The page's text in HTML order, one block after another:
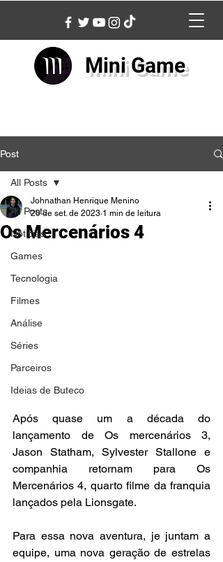
Mini Game
Post
All Posts
Notícias
Games
Tecnologia
Filmes
Análise
Séries
Parceiros
Ideias de Buteco
All Posts
Os Mercenários 4
Johnathan Henrique Menino
20 de set. de 2023 1 min de leitura
Após quase um a década do
lançamento de Os mercenários 3,
Jason Statham, Sylvester Stallone e
companhia retornam para Os
Mercenários 4, quarto filme da franquia
lançados pela Lionsgate.
Para essa nova aventura, je juntam a
equipe, uma nova geração de estrelas